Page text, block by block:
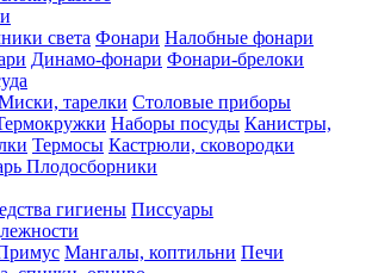
света Фонари Налобные фонари
Динамо-фонари Фонари-брелоки
тарелки Столовые приборы
Наборы посуды Канистры,
Термосы Кастрюли, сковородки
Плодосборники
гигиены Писсуары
Мангалы, коптильни Печи